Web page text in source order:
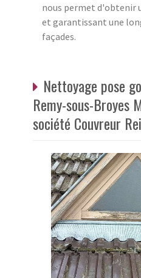
nous permet d'obtenir
et garantissant une
façades.
Nettoyage pose
Remy-sous-Broyes
société Couvreur